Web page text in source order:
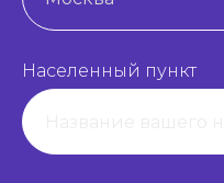
Населенный пункт